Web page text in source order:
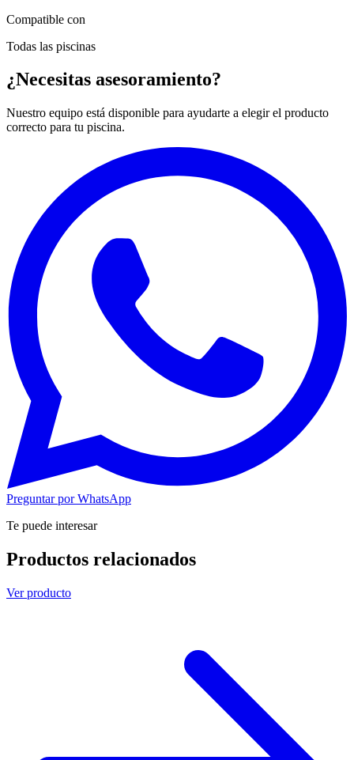
Compatible con
Todas las piscinas
¿Necesitas asesoramiento?
Nuestro equipo está disponible para ayudarte a elegir el producto
correcto para tu piscina.
Preguntar por WhatsApp
Te puede interesar
Productos relacionados
Ver producto